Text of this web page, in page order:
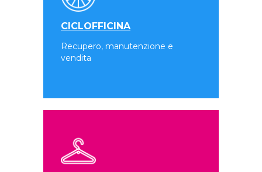
CICLOFFICINA
Recupero, manutenzione e
vendita